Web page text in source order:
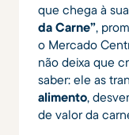
que chega à
da Carne”,
o Mercado
não deixa que
saber: ele as
alimento,
de valor da